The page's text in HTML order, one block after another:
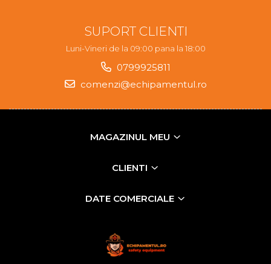
SUPORT CLIENTI
Luni-Vineri de la 09:00 pana la 18:00
0799925811
comenzi@echipamentul.ro
MAGAZINUL MEU
CLIENTI
DATE COMERCIALE